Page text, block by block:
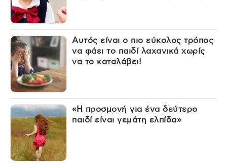
Αυτός είναι ο πιο εύκολος τρόπος
να φάει το παιδί λαχανικά χωρίς
να το καταλάβει!
«Η προσμονή για ένα δεύτερο
παιδί είναι γεμάτη ελπίδα»